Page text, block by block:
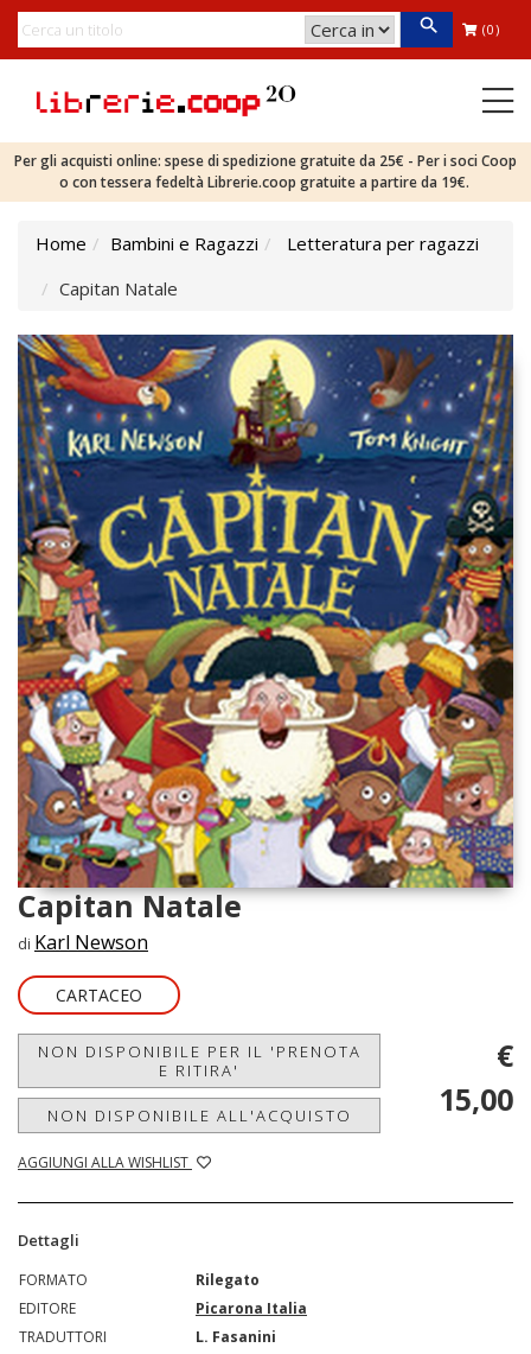
(0)
Per gli acquisti online: spese di spedizione gratuite da 25€ - Per i soci Coop
o con tessera fedeltà Librerie.coop gratuite a partire da 19€.
Home Bambini e Ragazzi
Letteratura per ragazzi
Capitan Natale
Capitan Natale
di Karl Newson
CARTACEO
NON DISPONIBILE PER IL 'PRENOTA
E RITIRA'
NON DISPONIBILE ALL'ACQUISTO
AGGIUNGI ALLA WISHLIST
€
15,00
Dettagli
FORMATO
Rilegato
EDITORE
Picarona Italia
TRADUTTORI
L. Fasanini